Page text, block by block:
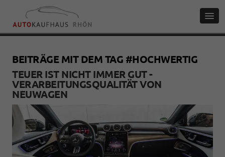
BEITRÄGE MIT DEM TAG #HOCHWERTIG
TEUER IST NICHT IMMER GUT -
VERARBEITUNGSQUALITÄT VON
NEUWAGEN